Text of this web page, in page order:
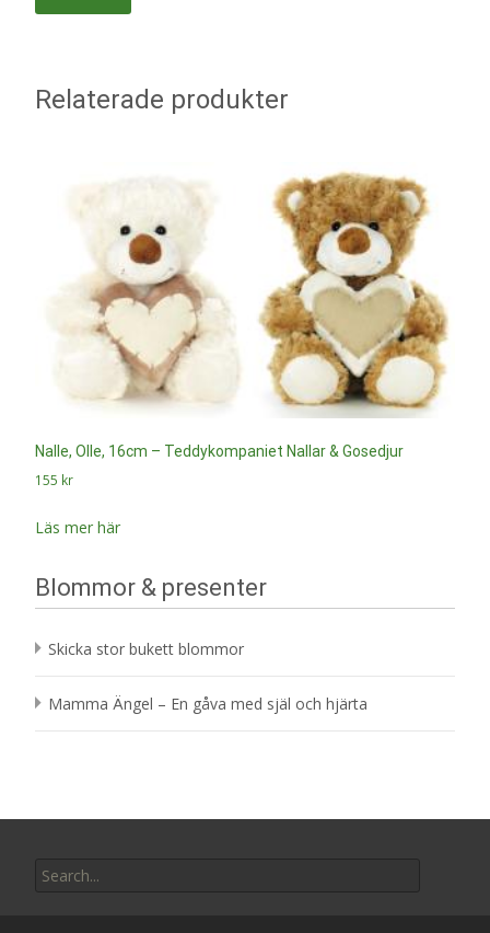
Relaterade produkter
Nalle, Olle, 16cm – Teddykompaniet Nallar & Gosedjur
155 kr
Läs mer här
Blommor & presenter
Skicka stor bukett blommor
Mamma Ängel – En gåva med själ och hjärta
for: